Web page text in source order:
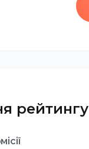
рейтингу